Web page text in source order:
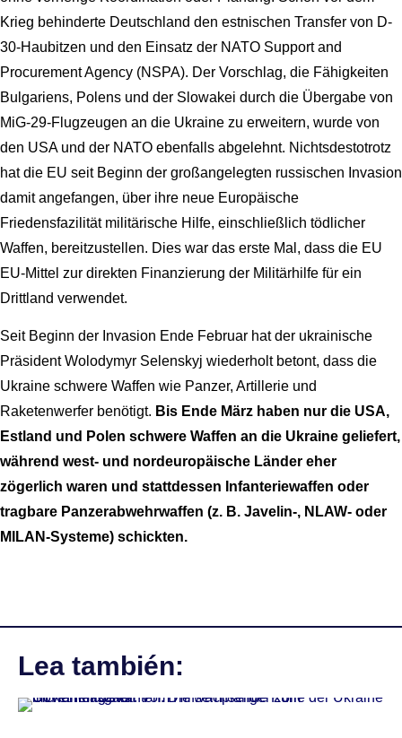
Krieg behinderte Deutschland den estnischen Transfer von D-
30-Haubitzen und den Einsatz der NATO Support and
Procurement Agency (NSPA). Der Vorschlag, die Fähigkeiten
Bulgariens, Polens und der Slowakei durch die Übergabe von
MiG-29-Flugzeugen an die Ukraine zu erweitern, wurde von
den USA und der NATO ebenfalls abgelehnt. Nichtsdestotrotz
hat die EU seit Beginn der großangelegten russischen Invasion
damit angefangen, über ihre neue Europäische
Friedensfazilität militärische Hilfe, einschließlich tödlicher
Waffen, bereitzustellen. Dies war das erste Mal, dass die EU
EU-Mittel zur direkten Finanzierung der Militärhilfe für ein
Drittland verwendet.
Seit Beginn der Invasion Ende Februar hat der ukrainische
Präsident Wolodymyr Selenskyj wiederholt betont, dass die
Ukraine schwere Waffen wie Panzer, Artillerie und
Raketenwerfer benötigt. Bis Ende März haben nur die USA,
Estland und Polen schwere Waffen an die Ukraine geliefert,
während west- und nordeuropäische Länder eher
zögerlich waren und stattdessen Infanteriewaffen oder
tragbare Panzerabwehrwaffen (z. B. Javelin-, NLAW- oder
MILAN-Systeme) schickten.
Lea también: